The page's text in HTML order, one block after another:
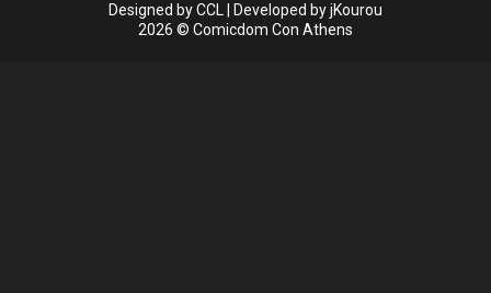
Designed byCCL | Developed byjKourou
2026 © Comicdom Con Athens